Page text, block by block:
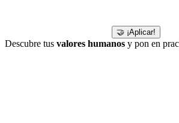
🤝 ¡Aplicar!
Descubre tus valores humanos y pon en